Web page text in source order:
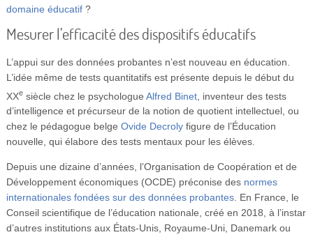
domaine éducatif?
Mesurer l’efficacité des dispositifs éducatifs
L’appui sur des données probantes n’est nouveau en éducation.
L’idée même de tests quantitatifs est présente depuis le début du
XXesiècle chez le psychologue Alfred Binet, inventeur des tests
d’intelligence et précurseur de la notion de quotient intellectuel, ou
chez le pédagogue belge Ovide Decrolyfigure de l’Éducation
nouvelle, qui élabore des tests mentaux pour les élèves.
Depuis une dizaine d’années, l’Organisation de Coopération et de
Développement économiques (OCDE) préconise des normes
internationales fondées sur des données probantes. En France, le
Conseil scientifique de l’éducation nationale, créé en 2018, à l’instar
d’autres institutions aux États-Unis, Royaume-Uni, Danemark ou